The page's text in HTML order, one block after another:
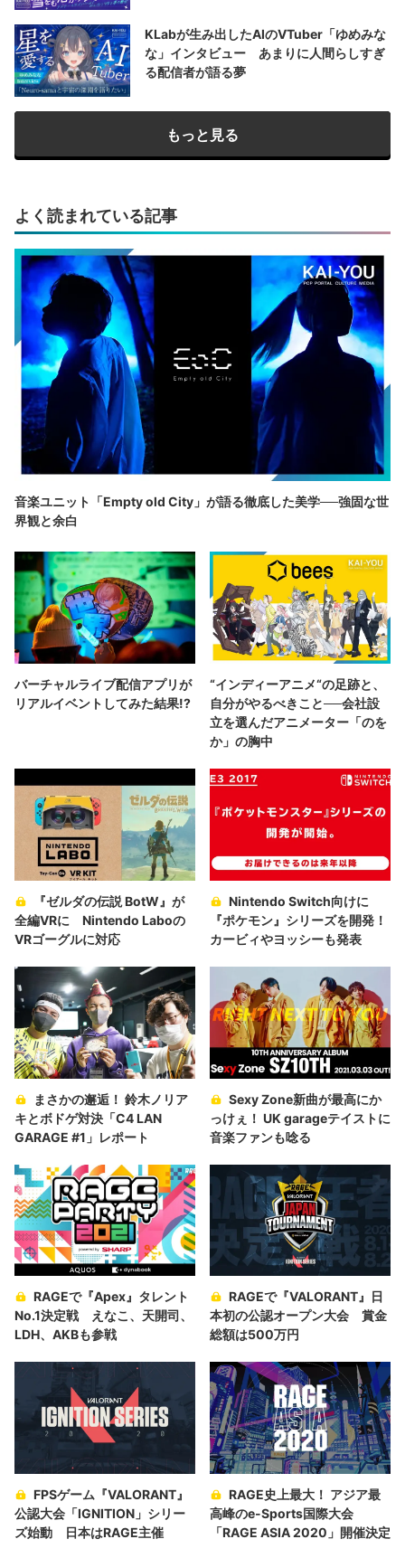
KLabが生み出したAIのVTuber「ゆめみな
な」インタビュー あまりに人間らしすぎ
る配信者が語る夢
もっと見る
よく読まれている記事
音楽ユニット「Empty old City」が語る徹底した美学──強固な世
界観と余白
バーチャルライブ配信アプリが
リアルイベントしてみた結果!?
“インディーアニメ“の足跡と、
自分がやるべきこと──会社設
立を選んだアニメーター「のを
か」の胸中
『ゼルダの伝説 BotW』が
全編VRに Nintendo Laboの
VRゴーグルに対応
Nintendo Switch向けに
『ポケモン』シリーズを開発！
カービィやヨッシーも発表
まさかの邂逅！ 鈴木ノリア
キとボドゲ対決「C4 LAN
GARAGE #1」レポート
Sexy Zone新曲が最高にか
っけぇ！ UK garageテイストに
音楽ファンも唸る
RAGEで『Apex』タレント
No.1決定戦 えなこ、天開司、
LDH、AKBも参戦
RAGEで『VALORANT』日
本初の公認オープン大会 賞金
総額は500万円
FPSゲーム『VALORANT』
公認大会「IGNITION」シリー
ズ始動 日本はRAGE主催
RAGE史上最大！ アジア最
高峰のe-Sports国際大会
「RAGE ASIA 2020」開催決定